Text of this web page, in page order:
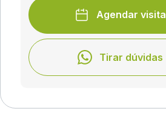
Agendar visita
Tirar dúvidas